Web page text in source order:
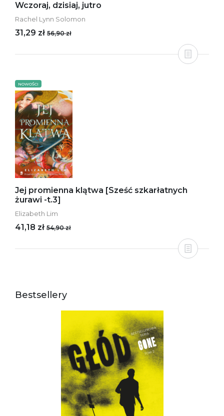
Wczoraj, dzisiaj, jutro
Rachel Lynn Solomon
31,29 zł 56,90 zł
NOWOŚCI
Jej promienna klątwa [Sześć szkarłatnych
żurawi -t.3]
Elizabeth Lim
41,18 zł 54,90 zł
Bestsellery